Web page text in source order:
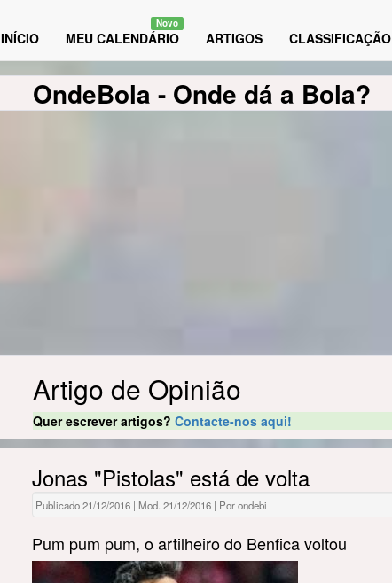
INÍCIO MEU CALENDÁRIO
Novo
ARTIGOS CLASSIFICAÇÃO
OndeBola - Onde dá a Bola?
Artigo de Opinião
Quer escrever artigos? Contacte-nos aqui!
Jonas "Pistolas" está de volta
Publicado 21/12/2016 | Mod. 21/12/2016 | Por ondebi
Pum pum pum, o artilheiro do Benfica voltou